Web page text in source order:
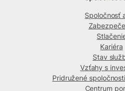
Spoločnosť
Kariéra
Stav
Vzťahy s
Pridružené
Centrum